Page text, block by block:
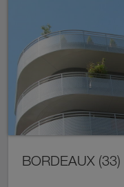
BORDEAUX (33)